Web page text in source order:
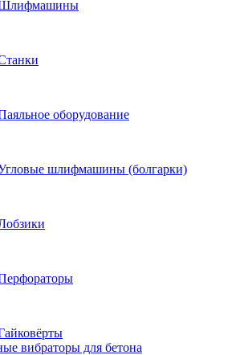
оборудование
шлифмашины (болгарки)
вибраторы для бетона